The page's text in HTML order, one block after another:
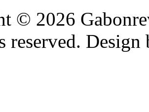
© 2026
reserved.